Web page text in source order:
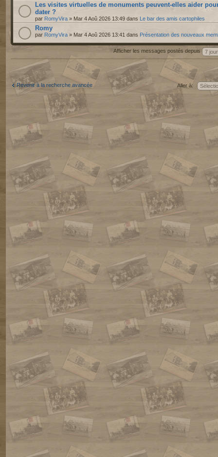
Les visites virtuelles de monuments peuvent-elles aider
dater ?
par RomyVira » Mar 4 Aoû 2026 13:49 dans Le bar des amis cartophiles
Romy
par RomyVira » Mar 4 Aoû 2026 13:41 dans Présentation des nouveaux
Afficher les messages postés depuis
Revenir à la recherche avancée Aller à: